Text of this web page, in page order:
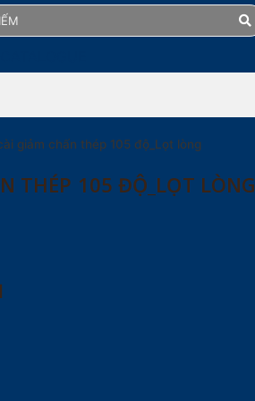
giảm chấn thép 105 độ_Lọt lòng
THÉP 105 ĐỘ_LỌT LÒNG